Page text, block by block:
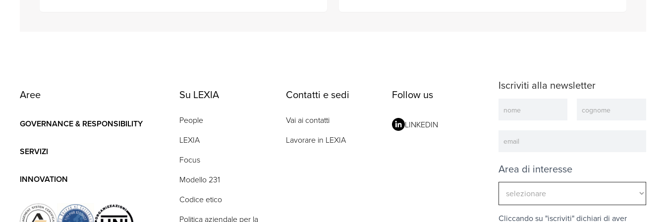
Aree
GOVERNANCE & RESPONSIBILITY
SERVIZI
INNOVATION
Su LEXIA
People
LEXIA
Focus
Modello 231
Codice etico
Politica aziendale per la
Contatti e sedi
Vai ai contatti
Lavorare in LEXIA
Follow us
LINKEDIN
Iscriviti alla newsletter
Area di interesse
Cliccando su "iscriviti" dichiari di aver